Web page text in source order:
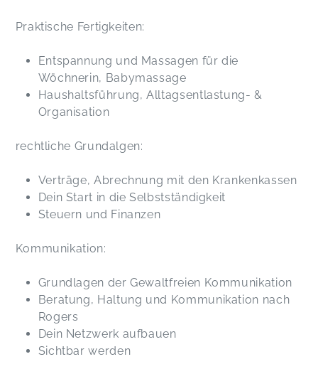
Praktische Fertigkeiten:
Entspannung und Massagen für die
Wöchnerin, Babymassage
Haushaltsführung, Alltagsentlastung- &
Organisation
rechtliche Grundalgen:
Verträge, Abrechnung mit den Krankenkassen
Dein Start in die Selbstständigkeit
Steuern und Finanzen
Kommunikation:
Grundlagen der Gewaltfreien Kommunikation
Beratung, Haltung und Kommunikation nach
Rogers
Dein Netzwerk aufbauen
Sichtbar werden